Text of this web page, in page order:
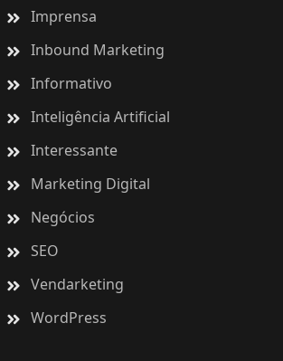
Imprensa
Inbound Marketing
Informativo
Inteligência Artificial
Interessante
Marketing Digital
Negócios
SEO
Vendarketing
WordPress